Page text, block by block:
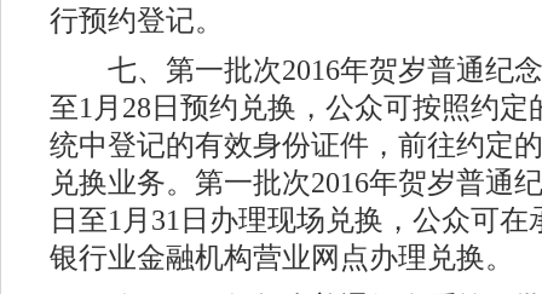
行预约登记。
七、第一批次2016年贺岁普通纪念
至1月28日预约兑换，公众可按照约
统中登记的有效身份证件，前往约定
兑换业务。第一批次2016年贺岁普通
日至1月31日办理现场兑换，公众可
银行业金融机构营业网点办理兑换。